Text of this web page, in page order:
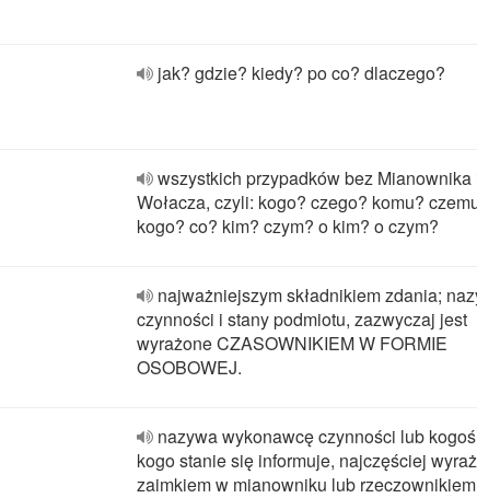
jak? gdzie? kiedy? po co? dlaczego?
wszystkich przypadków bez Mianownika
Wołacza, czyli: kogo? czego? komu?
kogo? co? kim? czym? o kim? o czym?
najważniejszym składnikiem zdania;
czynności i stany podmiotu, zazwyczaj jest
wyrażone CZASOWNIKIEM W FORMIE
OSOBOWEJ.
nazywa wykonawcę czynności lub
kogo stanie się informuje, najczęściej
zaimkiem w mianowniku lub